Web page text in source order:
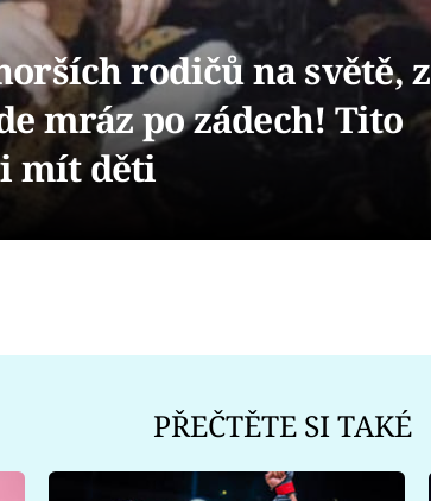
rodičů na světě, z
mráz po zádech! Tito
mít děti
PŘEČTĚTE SI TAKÉ